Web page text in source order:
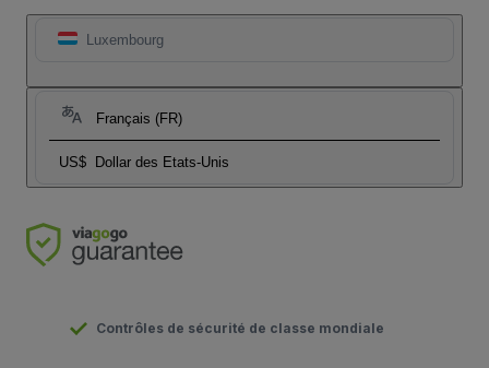
Luxembourg
Français (FR)
US$ Dollar des Etats-Unis
Contrôles de sécurité de classe mondiale